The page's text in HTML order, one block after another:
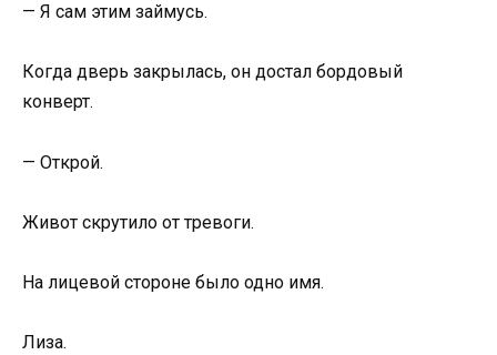
— Я сам этим займусь.
Когда дверь закрылась, он достал бордовый
конверт.
— Открой.
Живот скрутило от тревоги.
На лицевой стороне было одно имя.
Лиза.